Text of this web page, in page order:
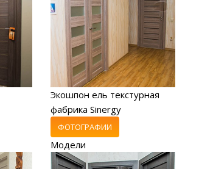
Экошпон ель текстурная
фабрика Sinergy
ФОТОГРАФИИ
Модели